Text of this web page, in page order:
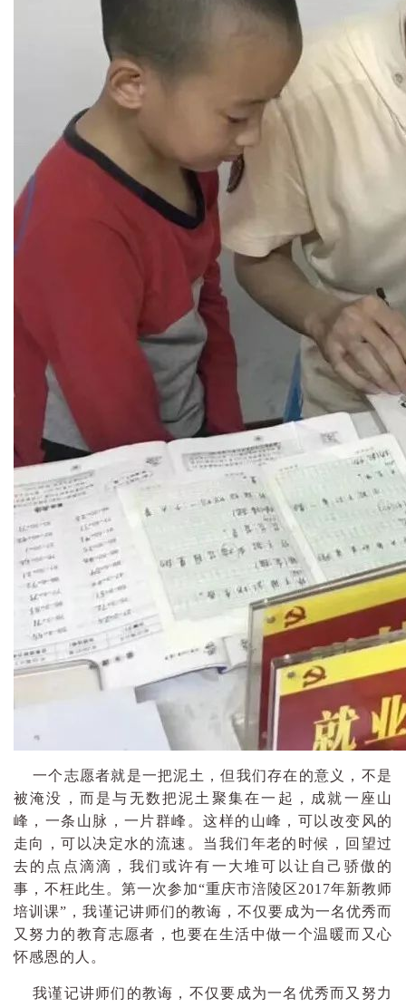
一个志愿者就是一把泥土，但我们存在的意义，不是
被淹没，而是与无数把泥土聚集在一起，成就一座山
峰，一条山脉，一片群峰。这样的山峰，可以改变风的
走向，可以决定水的流速。当我们年老的时候，回望过
去的点点滴滴，我们或许有一大堆可以让自己骄傲的
事，不枉此生。第一次参加“重庆市涪陵区2017年新教师
培训课”，我谨记讲师们的教诲，不仅要成为一名优秀而
又努力的教育志愿者，也要在生活中做一个温暖而又心
怀感恩的人。
我谨记讲师们的教诲，不仅要成为一名优秀而又努力